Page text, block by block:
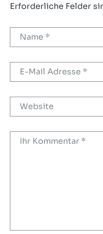
Erforderliche Felder